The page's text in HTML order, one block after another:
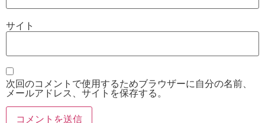
サイト
次回のコメントで使用するためブラウザーに自分の名前、
メールアドレス、サイトを保存する。